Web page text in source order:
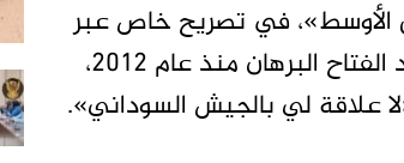
الأوسط»، في تصريح خاص عبر
الهاتف من مكان مجهول، إنه لم يلتق رئيس مجلس السيادة، عبد الفتاح البرهان منذ عام 2012،
علاقة لي بالجيش السوداني».